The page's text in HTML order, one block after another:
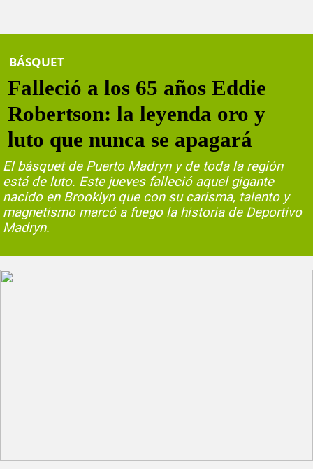
BÁSQUET
Falleció a los 65 años Eddie
Robertson: la leyenda oro y
luto que nunca se apagará
El básquet de Puerto Madryn y de toda la región
está de luto. Este jueves falleció aquel gigante
nacido en Brooklyn que con su carisma, talento y
magnetismo marcó a fuego la historia de Deportivo
Madryn.